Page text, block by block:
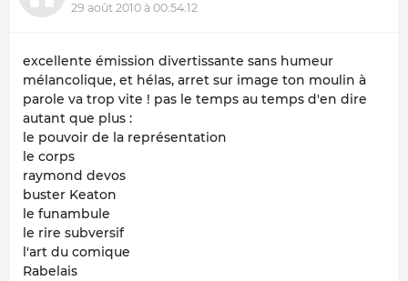
29 août 2010 à 00:54:12
excellente émission divertissante sans humeur
mélancolique, et hélas, arret sur image ton moulin à
parole va trop vite ! pas le temps au temps d'en dire
autant que plus :
le pouvoir de la représentation
le corps
raymond devos
buster Keaton
le funambule
le rire subversif
l'art du comique
Rabelais